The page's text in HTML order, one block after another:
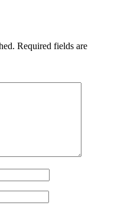
Required fields are